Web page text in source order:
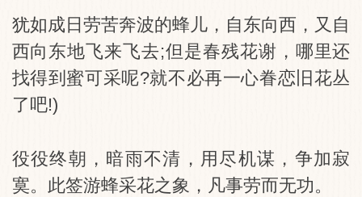
犹如成日劳苦奔波的蜂儿，自东向西，又自
西向东地飞来飞去;但是春残花谢，哪里还
找得到蜜可采呢?就不必再一心眷恋旧花丛
了吧!)
役役终朝，暗雨不清，用尽机谋，争加寂
寞。此签游蜂采花之象，凡事劳而无功。